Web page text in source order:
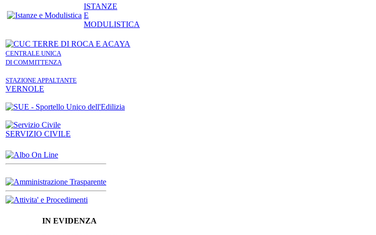
ISTANZE
E
MODULISTICA
CENTRALE UNICA
DI COMMITTENZA
STAZIONE APPALTANTE
VERNOLE
SERVIZIO CIVILE
IN EVIDENZA